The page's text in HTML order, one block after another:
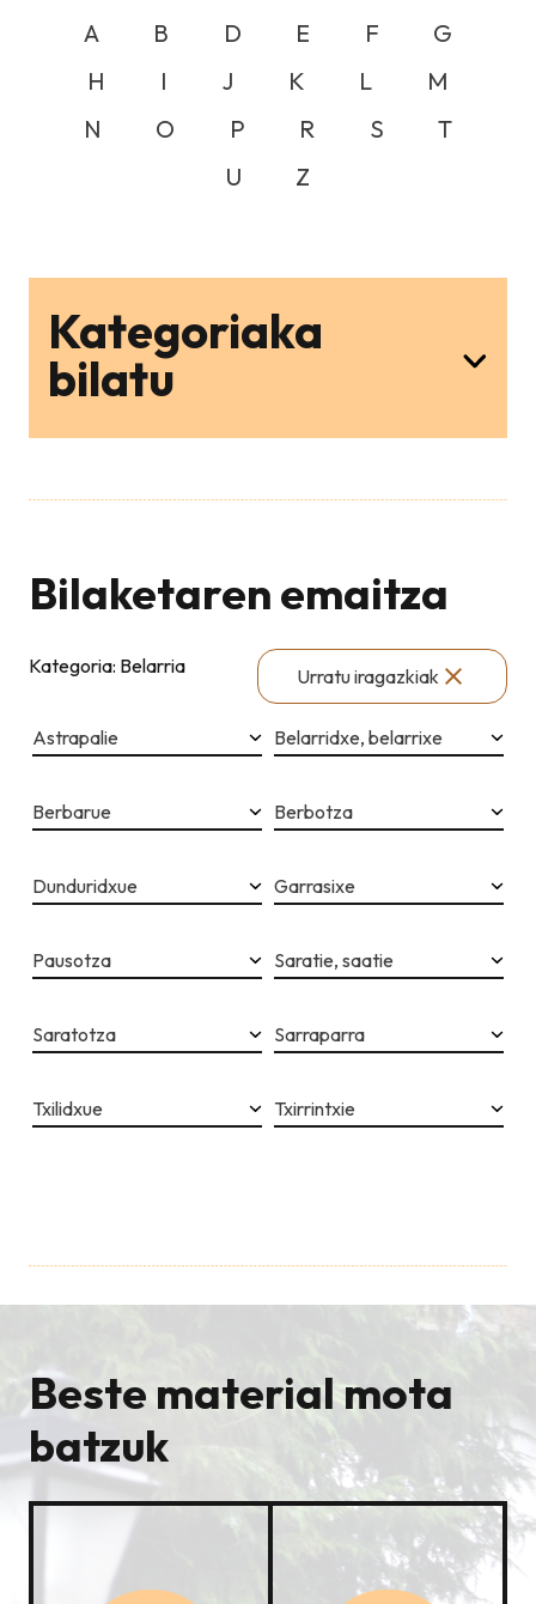
A B D E F
G
H
I J K L
M
N
O P R S
T
U
Z
Kategoriaka
bilatu
Bilaketaren emaitza
Kategoria: Belarria Urratu iragazkiak
Astrapalie Belarridxe, belarrixe
Berbarue Berbotza
Dunduridxue Garrasixe
Pausotza Saratie, saatie
Saratotza Sarraparra
Txilidxue Txirrintxie
Beste material mota
batzuk